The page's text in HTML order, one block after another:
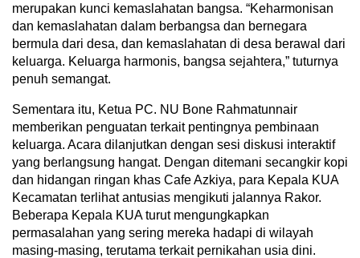
merupakan kunci kemaslahatan bangsa. “Keharmonisan
dan kemaslahatan dalam berbangsa dan bernegara
bermula dari desa, dan kemaslahatan di desa berawal dari
keluarga. Keluarga harmonis, bangsa sejahtera,” tuturnya
penuh semangat.
Sementara itu, Ketua PC. NU Bone Rahmatunnair
memberikan penguatan terkait pentingnya pembinaan
keluarga. Acara dilanjutkan dengan sesi diskusi interaktif
yang berlangsung hangat. Dengan ditemani secangkir kopi
dan hidangan ringan khas Cafe Azkiya, para Kepala KUA
Kecamatan terlihat antusias mengikuti jalannya Rakor.
Beberapa Kepala KUA turut mengungkapkan
permasalahan yang sering mereka hadapi di wilayah
masing-masing, terutama terkait pernikahan usia dini.